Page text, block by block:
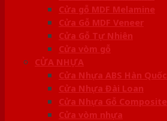
Cửa gỗ MDF Melamine
Cửa Gỗ MDF Veneer
Cửa Gỗ Tự Nhiên
Cửa vòm gỗ
CỬA NHỰA
Cửa Nhựa ABS Hàn Quốc
Cửa Nhựa Đài Loan
Cửa Nhựa Gỗ Composite
Cửa vòm nhựa